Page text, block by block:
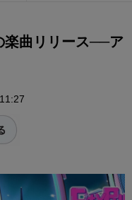
楽曲リリース──ア